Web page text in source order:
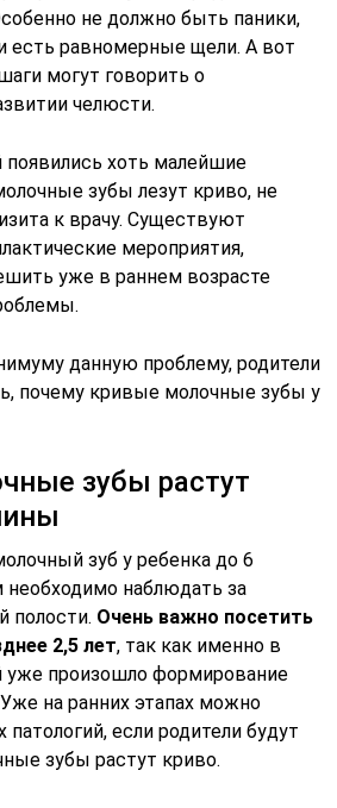
не должно быть паники,
есть равномерные щели. А вот
могут говорить о
челюсти.
появились хоть малейшие
зубы лезут криво, не
к врачу. Существуют
мероприятия,
уже в раннем возрасте
данную проблему, родители
почему кривые молочные зубы у
зубы растут
зуб у ребенка до 6
необходимо наблюдать за
полости. Очень важно посетить
2,5 лет, так как именно в
уже произошло формирование
на ранних этапах можно
если родители будут
зубы растут криво.